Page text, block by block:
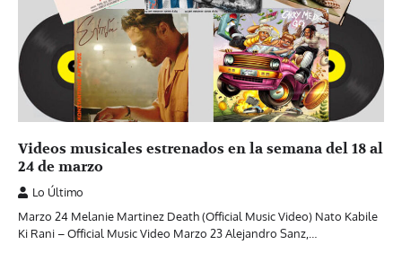
Videos musicales estrenados en la semana del 18 al
24 de marzo
Lo Último
Marzo 24 Melanie Martinez Death (Official Music Video) Nato Kabile
Ki Rani – Official Music Video Marzo 23 Alejandro Sanz,…